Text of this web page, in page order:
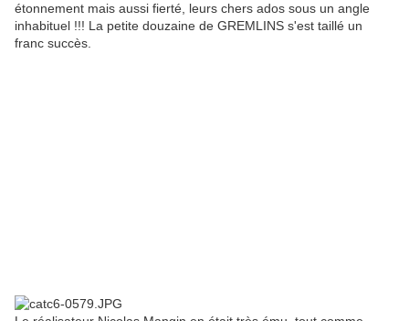
étonnement mais aussi fierté, leurs chers ados sous un angle
inhabituel !!! La petite douzaine de GREMLINS s'est taillé un
franc succès.